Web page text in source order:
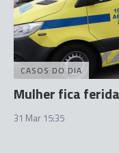
CASOS DO DIA
Mulher fica
31 Mar 15:35